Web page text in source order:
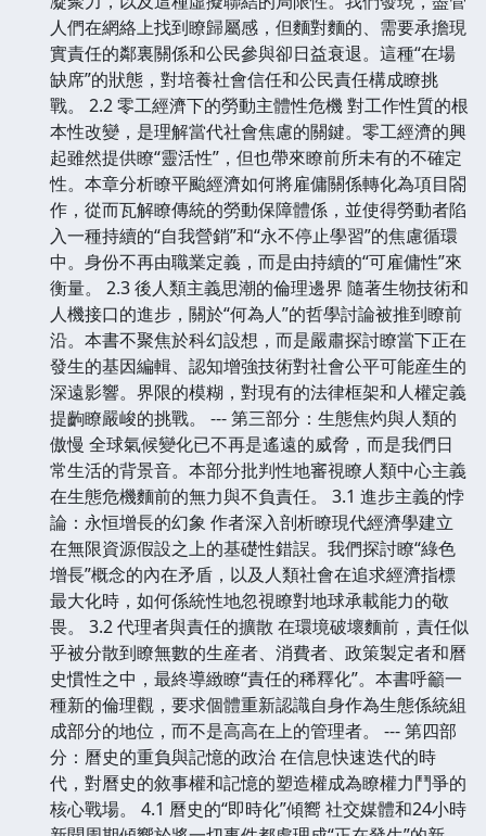
人們在網絡上找到瞭歸屬感，但麵對麵的、需要承擔現
實責任的鄰裏關係和公民參與卻日益衰退。這種“在場
缺席”的狀態，對培養社會信任和公民責任構成瞭挑
戰。 2.2 零工經濟下的勞動主體性危機 對工作性質的根
本性改變，是理解當代社會焦慮的關鍵。零工經濟的興
起雖然提供瞭“靈活性”，但也帶來瞭前所未有的不確定
性。本章分析瞭平颱經濟如何將雇傭關係轉化為項目閤
作，從而瓦解瞭傳統的勞動保障體係，並使得勞動者陷
入一種持續的“自我營銷”和“永不停止學習”的焦慮循環
中。身份不再由職業定義，而是由持續的“可雇傭性”來
衡量。 2.3 後人類主義思潮的倫理邊界 隨著生物技術和
人機接口的進步，關於“何為人”的哲學討論被推到瞭前
沿。本書不聚焦於科幻設想，而是嚴肅探討瞭當下正在
發生的基因編輯、認知增強技術對社會公平可能産生的
深遠影響。界限的模糊，對現有的法律框架和人權定義
提齣瞭嚴峻的挑戰。 --- 第三部分：生態焦灼與人類的
傲慢 全球氣候變化已不再是遙遠的威脅，而是我們日
常生活的背景音。本部分批判性地審視瞭人類中心主義
在生態危機麵前的無力與不負責任。 3.1 進步主義的悖
論：永恒增長的幻象 作者深入剖析瞭現代經濟學建立
在無限資源假設之上的基礎性錯誤。我們探討瞭“綠色
增長”概念的內在矛盾，以及人類社會在追求經濟指標
最大化時，如何係統性地忽視瞭對地球承載能力的敬
畏。 3.2 代理者與責任的擴散 在環境破壞麵前，責任似
乎被分散到瞭無數的生産者、消費者、政策製定者和曆
史慣性之中，最終導緻瞭“責任的稀釋化”。本書呼籲一
種新的倫理觀，要求個體重新認識自身作為生態係統組
成部分的地位，而不是高高在上的管理者。 --- 第四部
分：曆史的重負與記憶的政治 在信息快速迭代的時
代，對曆史的敘事權和記憶的塑造權成為瞭權力鬥爭的
核心戰場。 4.1 曆史的“即時化”傾嚮 社交媒體和24小時